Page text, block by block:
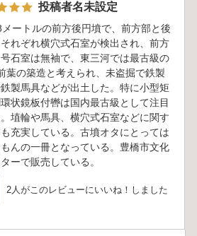
投稿者名未設定
ートルの前方後円墳で、前方部と後
れぞれ横穴式石室が検出され、前方
石室は無袖で、東三河では最古級の
葉の築造と考えられ、未盗掘で鉄製
製馬具などが出土した。特に小型矩
状鏡板付轡は国内最古級として注目
埴輪や馬具、横穴式石室などに関す
充実している。古墳オタにとっては
んの一冊となっている。豊橋市文化
ーで販売している。
2人がこのレビューにいいね！しました